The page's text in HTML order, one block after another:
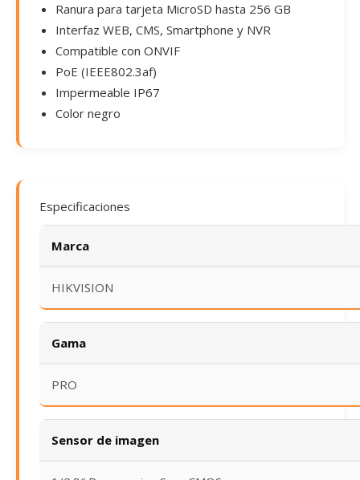
Ranura para tarjeta MicroSD hasta 256 GB
Interfaz WEB, CMS, Smartphone y NVR
Compatible con ONVIF
PoE (IEEE802.3af)
Impermeable IP67
Color negro
Especificaciones
Marca
HIKVISION
Gama
PRO
Sensor de imagen